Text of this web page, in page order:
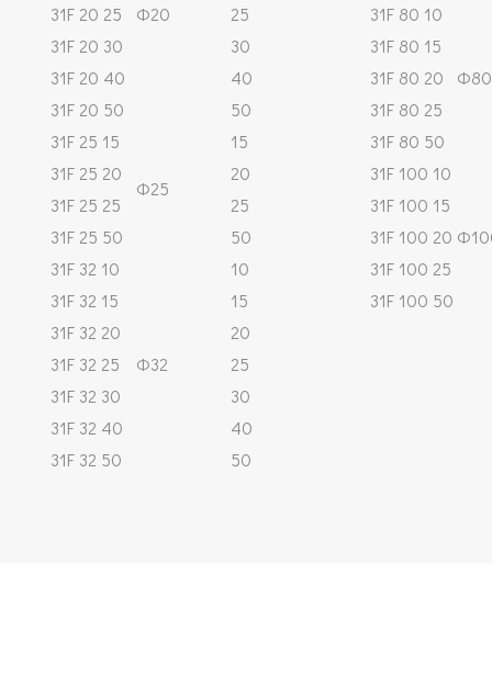
Φ20
31F 20 25
25 31F 80 10
Φ80
31F 20 30 30
31F 80 15
31F 20 40
40
31F 80 20
31F 20 50
50
31F 80 25
31F 25 15
Φ25
15
31F 80 50
31F 25 20
20 31F 100 10
31F 25 25 25
31F 100 15
31F 25 50
50
31F 100 20
31F 32 10
Φ32
10
31F 100 25
31F 32 15
15
31F 100 50
31F 32 20
20
31F 32 25
25
31F 32 30
30
31F 32 40
40
31F 32 50
50